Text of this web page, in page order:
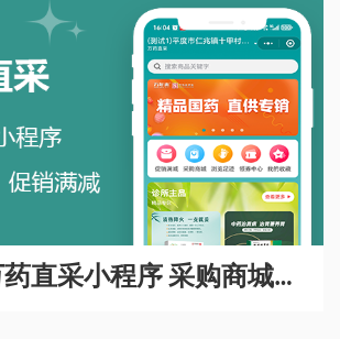
直采小程序 采购商城A